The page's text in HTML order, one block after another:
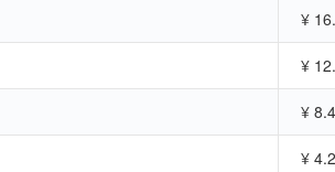
¥
¥
¥
¥